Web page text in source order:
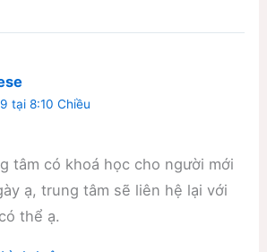
tại 8:10 Chiều
tâm có khoá học cho người mới
ạ, trung tâm sẽ liên hệ lại với
thể ạ.